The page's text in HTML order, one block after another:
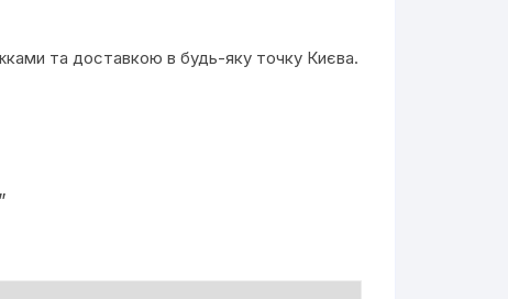
та доставкою в будь-яку точку Києва.